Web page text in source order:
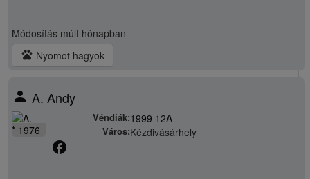
Módosítás múlt hónapban
pets Nyomot hagyok
person A. Andy
* 1976
Véndiák:1999 12A
Város:Kézdivásárhely
facebook